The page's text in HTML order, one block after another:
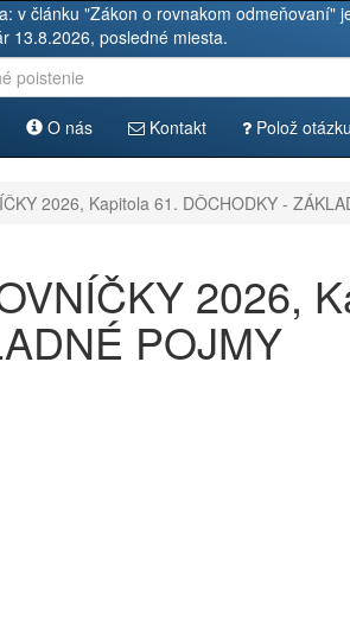
článku "Zákon o rovnakom odmeňovaní"
13.8.2026, posledné miesta.
O nás Kontakt Polož otázku
2026, Kapitola 61. DÔCHODKY -
2026,
POJMY